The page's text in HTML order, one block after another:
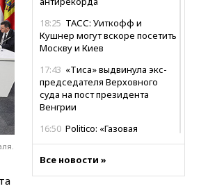
18:25 ТАСС: Уиткофф и
Кушнер могут вскоре посетить
Москву и Киев
17:43 «Тиса» выдвинула экс-
председателя Верховного
суда на пост президента
Венгрии
16:50 Politico: «Газовая
16:16Беспилотник взорвался
Все новости »